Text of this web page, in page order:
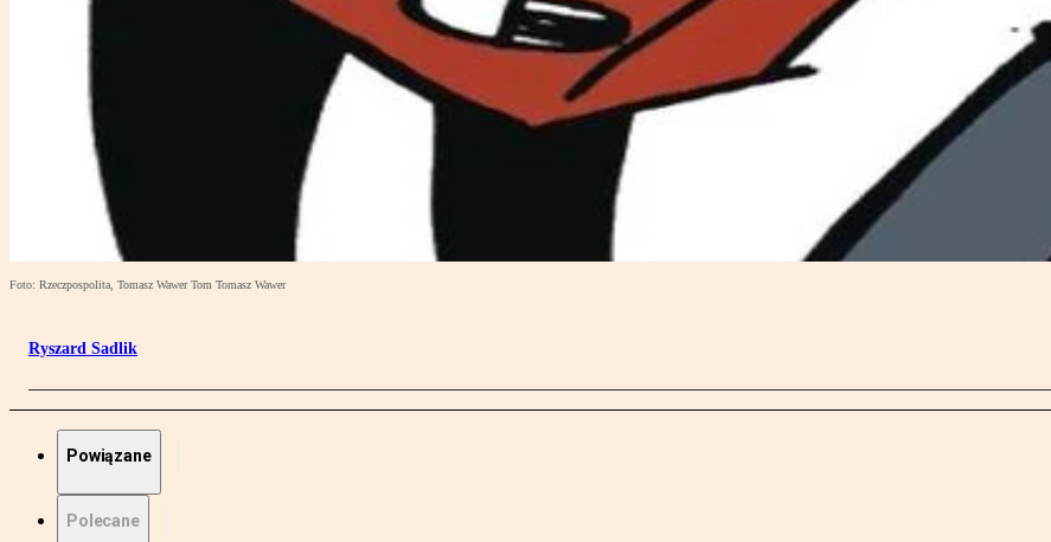
Foto: Rzeczpospolita, Tomasz Wawer Tom Tomasz Wawer
Ryszard Sadlik
Powiązane
Polecane